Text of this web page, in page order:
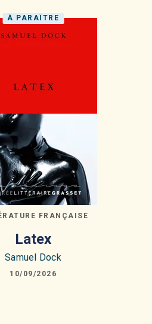
À PARAÎTRE
FRANÇAISE
Latex
Samuel Dock
10/09/2026